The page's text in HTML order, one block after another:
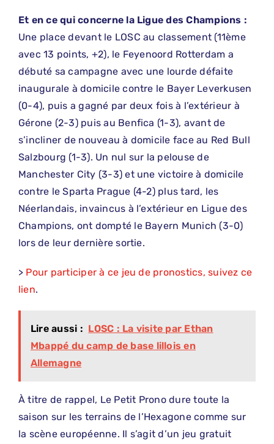
Et en ce qui concerne la Ligue des Champions :
Une place devant le LOSC au classement (11ème
avec 13 points, +2), le Feyenoord Rotterdam a
débuté sa campagne avec une lourde défaite
inaugurale à domicile contre le Bayer Leverkusen
(0-4), puis a gagné par deux fois à l’extérieur à
Gérone (2-3) puis au Benfica (1-3), avant de
s’incliner de nouveau à domicile face au Red Bull
Salzbourg (1-3). Un nul sur la pelouse de
Manchester City (3-3) et une victoire à domicile
contre le Sparta Prague (4-2) plus tard, les
Néerlandais, invaincus à l’extérieur en Ligue des
Champions, ont dompté le Bayern Munich (3-0)
lors de leur dernière sortie.
> Pour participer à ce jeu de pronostics, suivez ce
lien.
Lire aussi : LOSC : La visite par Ethan
Mbappé du camp de base lillois en
Allemagne
À titre de rappel, Le Petit Prono dure toute la
saison sur les terrains de l’Hexagone comme sur
la scène européenne. Il s’agit d’un jeu gratuit